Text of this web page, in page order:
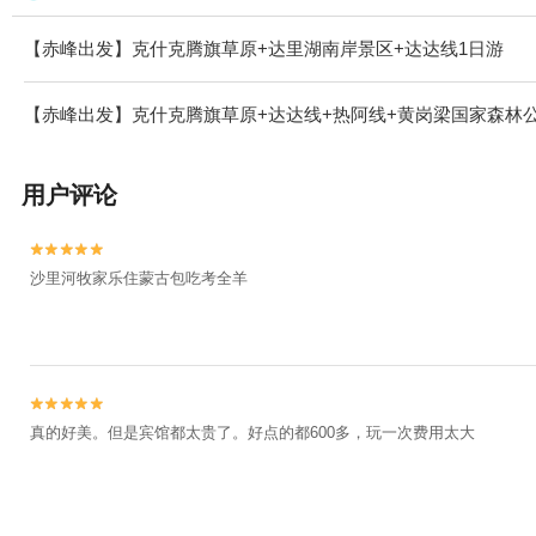
【赤峰出发】克什克腾旗草原+达里湖南岸景区+达达线1日游
【赤峰出发】克什克腾旗草原+达达线+热阿线+黄岗梁国家森林
用户评论


沙里河牧家乐住蒙古包吃考全羊


真的好美。但是宾馆都太贵了。好点的都600多，玩一次费用太大